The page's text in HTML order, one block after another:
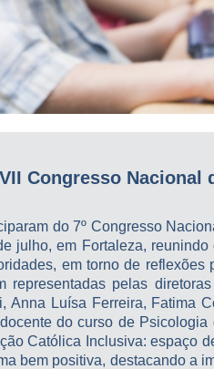
Congresso Nacional
do 7º Congresso
julho, em Fortaleza,
em torno de
representadas pelas
Anna Luísa Ferreira, Fatima
do curso de
Católica Inclusiva: espaço
bem positiva, destacando a